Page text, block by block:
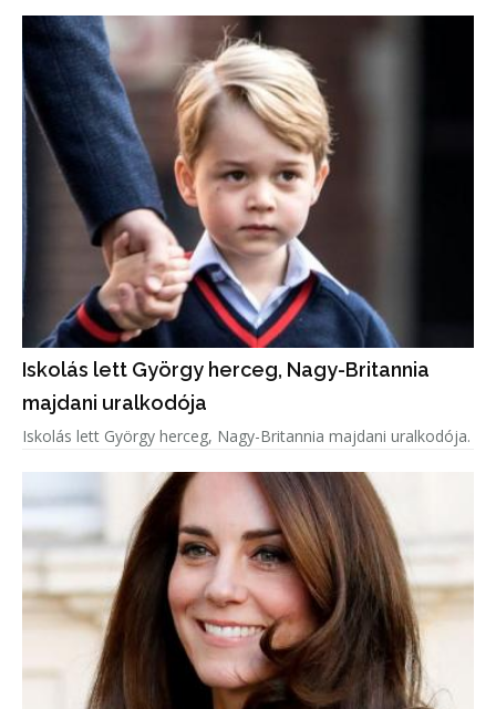
Iskolás lett György herceg, Nagy-Britannia
majdani uralkodója
Iskolás lett György herceg, Nagy-Britannia majdani uralkodója.